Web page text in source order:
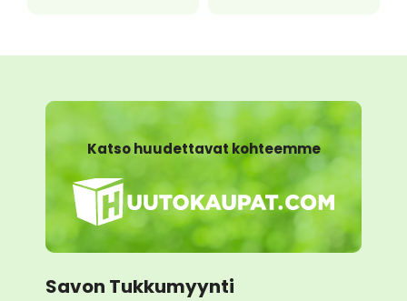
Katso huudettavat kohteemme
Savon Tukkumyynti